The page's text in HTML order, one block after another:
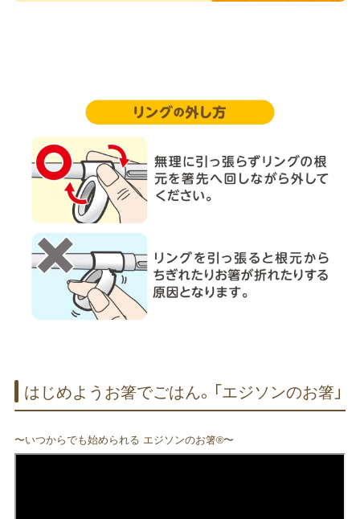
はじめよう​お箸で​ごはん。​「エジソンの​お箸」
〜いつからでも始められる エジソンのお箸®〜